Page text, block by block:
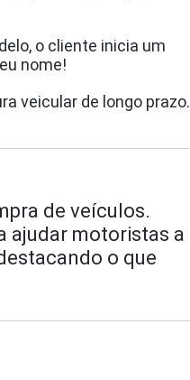
o cliente inicia um
nome!
veicular de longo prazo.
de veículos.
ajudar motoristas a
o que